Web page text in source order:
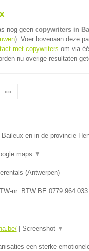
nog geen copywriters in
). Voer bovenaan deze
met copywriters om via
nu overige resultaten
»»
en in de provincie
maps ▼
(Antwerpen)
nr: BTW BE 0779.964.033
| Screenshot ▼
een sterke